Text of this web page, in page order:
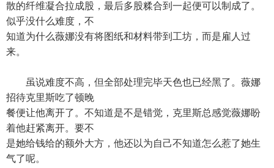
散的纤维凝合拉成股，最后多股糅合到一起便可以制成了。
似乎没什么难度，不
知道为什么薇娜没有将图纸和材料带到工坊，而是雇人过
来。
虽说难度不高，但全部处理完毕天色也已经黑了。薇娜
招待克里斯吃了顿晚
餐便让他离开了。不知道是不是错觉，克里斯总感觉薇娜盼
着他赶紧离开。要不
是她给钱给的额外大方，他还以为自己不知道怎么惹了她生
气了呢。